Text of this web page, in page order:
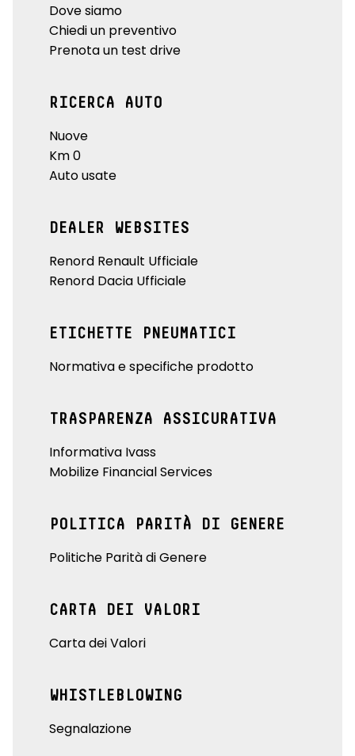
Dove siamo
Chiedi un preventivo
Prenota un test drive
RICERCA AUTO
Nuove
Km 0
Auto usate
DEALER WEBSITES
Renord Renault Ufficiale
Renord Dacia Ufficiale
ETICHETTE PNEUMATICI
Normativa e specifiche prodotto
TRASPARENZA ASSICURATIVA
Informativa Ivass
Mobilize Financial Services
POLITICA PARITÀ DI GENERE
Politiche Parità di Genere
CARTA DEI VALORI
Carta dei Valori
WHISTLEBLOWING
Segnalazione